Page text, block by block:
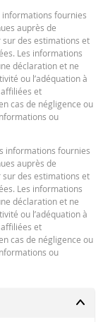
1,23 304,525
1,12 298,822
informations fournies
auprès de
sur des estimations et
Les informations
déclaration et ne
ou l’adéquation à
et
cas de négligence ou
ou
informations fournies
auprès de
sur des estimations et
Les informations
déclaration et ne
ou l’adéquation à
et
cas de négligence ou
ou